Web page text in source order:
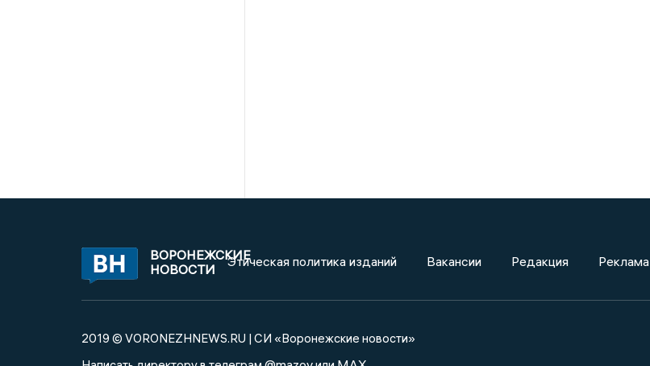
ВОРОНЕЖСКИЕ
НОВОСТИ
Этическая политика изданий Вакансии Редакция Реклама
2019 © VORONEZHNEWS.RU | СИ «Воронежские новости»